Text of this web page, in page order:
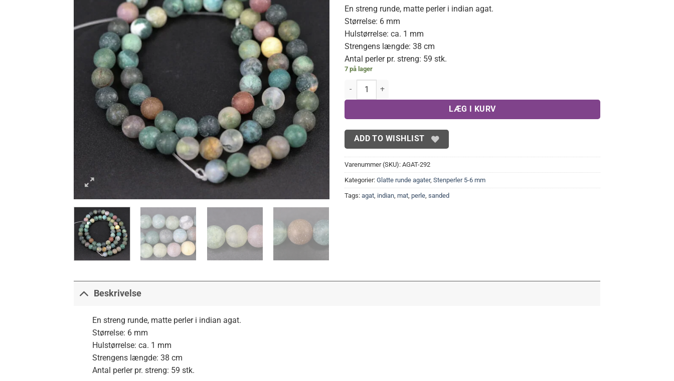
En streng runde, matte perler i indian agat.
Størrelse: 6 mm
Hulstørrelse: ca. 1 mm
Strengens længde: 38 cm
Antal perler pr. streng: 59 stk.
7 på lager
Mat Indian agat 6mm antal
LÆG I KURV
ADD TO WISHLIST
Varenummer (SKU): AGAT-292
Kategorier: Glatte runde agater, Stenperler 5-6 mm
Tags: agat indian mat perle sanded
Beskrivelse
En streng runde, matte perler i indian agat.
Størrelse: 6 mm
Hulstørrelse: ca. 1 mm
Strengens længde: 38 cm
Antal perler pr. streng: 59 stk.